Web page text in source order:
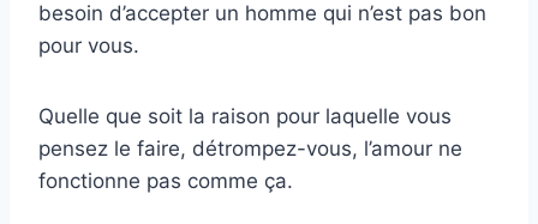
besoin d’accepter un homme qui n’est pas bon
pour vous.
Quelle que soit la raison pour laquelle vous
pensez le faire, détrompez-vous, l’amour ne
fonctionne pas comme ça.